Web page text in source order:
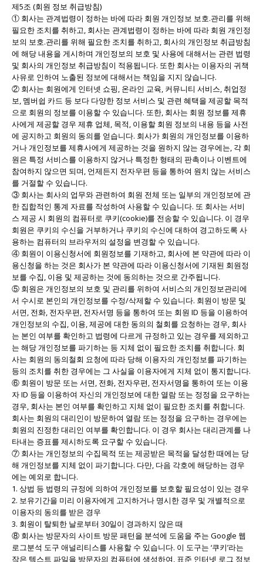
제5조 (회원 정보 취급방침)
① 회사는 관계법령이 정하는 바에 따라 회원 개인정보 보호.관리를 위해
필요한 조치를 취하고, 회사는 관계법령이 정하는 바에 따라 회원 개인정
보의 보호.관리를 위해 필요한 조치를 취하고, 회사의 개인정보 취급방침
에 해당 내용을 게시하며 개인정보의 보호 및 사용에 대해서는 관련 법령
및 회사의 개인정보 취급방침이 적용됩니다. 또한 회사는 이용자의 귀책
사유로 인하여 노출된 정보에 대해서는 책임을 지지 않습니다.
② 회사는 회원에게 인터넷 쇼핑, 온라인 교육, 커뮤니티 서비스, 취업정
보, 멤버쉽 카드 등 보다 다양한 정보 서비스 및 관련 혜택을 제공할 목적
으로 회원의 정보를 이용할 수 있습니다. 또한, 회사는 회원 정보를 제휴
사에게 제공할 경우 제휴 업체, 목적, 이용할 회원 정보의 내용 등을 사전
에 공지하고 회원의 동의를 얻습니다. 회사가 회원의 개인정보를 이용하
거나 개인정보를 제휴사에게 제공하는 것을 원하지 않는 경우에는, 각 회
원은 특정 서비스를 이용하지 않거나 특정한 형태의 판촉이나 이벤트에
참여하지 않으면 되며, 언제든지 전자우편 등을 통하여 원치 않는 서비스
를 거절할 수 있습니다.
③ 회사는 회사의 업무와 관련하여 회원 전체 또는 일부의 개인정보에 관
한 집합적인 통계 자료를 작성하여 사용할 수 있습니다. 또 회사는 서비
스 제공 시 회원의 컴퓨터로 쿠키(cookie)를 전송할 수 있습니다. 이 경우
회원은 쿠키의 수신을 거부하거나 쿠키의 수신에 대하여 경고하도록 사
용하는 컴퓨터의 브라우저의 설정을 변경할 수 있습니다.
④ 회원이 이용신청서에 회원정보를 기재하고, 회사에 본 약관에 따라 이
용신청을 하는 것은 회사가 본 약관에 따라 이용신청서에 기재된 회원정
보를 수집, 이용 및 제공하는 것에 동의하는 것으로 간주됩니다.
⑤ 회원은 개인정보의 보호 및 관리를 위하여 서비스의 개인정보관리에
서 수시로 본인의 개인정보를 수정/삭제할 수 있습니다. 회원이 방문 및
서면, 전화, 전자우편, 전자서명 등을 통하여 또는 회원 ID 등을 이용하여
개인정보의 수집, 이용, 제공에 대한 동의의 철회를 요청하는 경우, 회사
는 본인 여부를 확인하고 법령에 다르게 규정하고 있는 경우를 제외하고
는 해당 개인정보를 파기하는 등 지체 없이 필요한 조치를 취합니다. 회
사는 회원의 동의철회 요청에 따라 당해 이용자의 개인정보를 파기하는
등의 조치를 취한 경우에는 그 사실을 이용자에게 지체 없이 통지합니다.
⑥ 회원이 방문 또는 서면, 전화, 전자우편, 전자서명을 통하여 또는 이용
자 ID 등을 이용하여 자신의 개인정보에 대한 열람 또는 정정을 요구하는
경우, 회사는 본인 여부를 확인하고 지체 없이 필요한 조치를 취합니다.
회사는 회원의 대리인이 방문하여 열람 또는 정정을 요구하는 경우에는
회원의 진정한 대리인 여부를 확인합니다. 이 경우 회사는 대리관계를 나
타내는 증표를 제시하도록 요구할 수 있습니다.
⑦ 회사는 개인정보의 수집목적 또는 제공받은 목적을 달성한 때에는 당
해 개인정보를 지체 없이 파기합니다. 다만, 다음 각호에 해당하는 경우
에는 예외로 합니다.
1. 상법 등 법령의 규정에 의하여 개인정보를 보호할 필요성이 있는 경우
2. 보유기간을 미리 이용자에게 고지하거나 명시한 경우 및 개별적으로
이용자의 동의를 받은 경우
3. 회원이 탈퇴한 날로부터 30일이 경과하지 않은 때
⑧ 회사는 방문자의 사이트 방문 패턴을 분석에 도움을 주는 Google 웹
로그분석 도구 애널리티스를 사용할 수 있습니다. 이 도구는 ‘쿠키’라는
작은 텍스트 파일을 방문자의 컴퓨터에 생성하여, 표준 인터넷 로그 정보